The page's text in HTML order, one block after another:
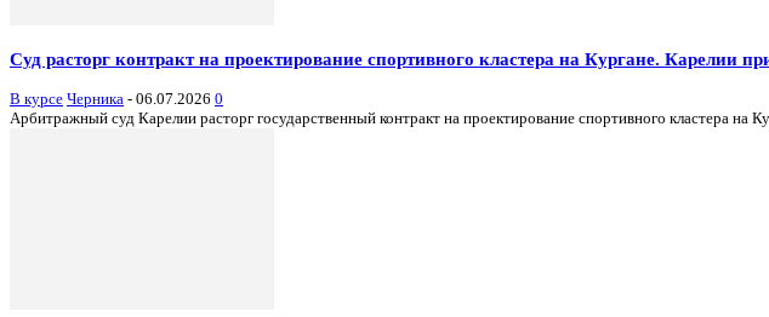
Суд расторг контракт на проектирование спортивного кластера на Кургане. Карелии
В курсе Черника - 06.07.2026 0
Арбитражный суд Карелии расторг государственный контракт на проектирование спортивного кластера на